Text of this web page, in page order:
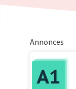
Annonces